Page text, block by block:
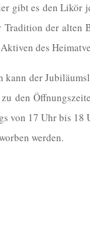
gibt es den Likör
Tradition der alten
des
kann der
zu den
von 17 Uhr bis
werden.